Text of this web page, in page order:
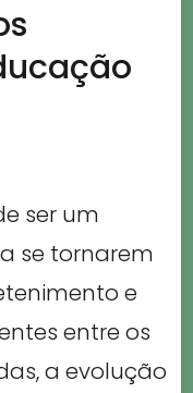
ser um
se tornarem
e
entre os
a evolução